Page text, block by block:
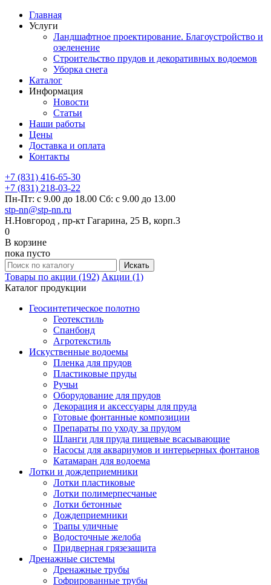
Главная
Услуги
Ландшафтное проектирование. Благоустройство и
озеленение
Строительство прудов и декоративных водоемов
Уборка снега
Каталог
Информация
Новости
Статьи
Наши работы
Цены
Доставка и оплата
Контакты
+7 (831) 416-65-30
+7 (831) 218-03-22
Пн-Пт: с 9.00 до 18.00 Сб: с 9.00 до 13.00
stp-nn@stp-nn.ru
Н.Новгород , пр-кт Гагарина, 25 В, корп.3
0
В корзине
пока пусто
Товары по акции (192) Акции (1)
Каталог продукции
Геосинтетическое полотно
Геотекстиль
Спанбонд
Агротекстиль
Искуственные водоемы
Пленка для прудов
Пластиковые пруды
Ручьи
Оборудование для прудов
Декорация и аксессуары для пруда
Готовые фонтанные композиции
Препараты по уходу за прудом
Шланги для пруда пищевые всасывающие
Насосы для аквариумов и интерьерных фонтанов
Катамаран для водоема
Лотки и дождеприемники
Лотки пластиковые
Лотки полимерпесчаные
Лотки бетонные
Дождеприемники
Трапы уличные
Водосточные желоба
Придверная грязезащита
Дренажные системы
Дренажные трубы
Гофрированные трубы